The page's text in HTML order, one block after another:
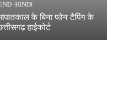
-HINDI
के बिना फोन टैपिंग के
हाईकोर्ट